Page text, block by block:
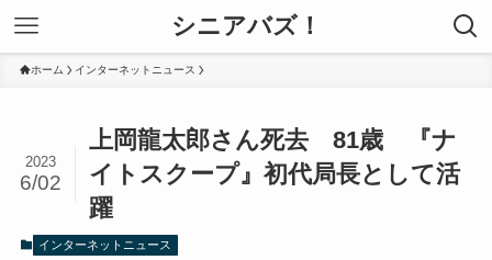
シニアバズ！
ホーム インターネットニュース
上岡龍太郎さん死去 81歳 『ナ
イトスクープ』初代局長として活
躍
2023
6/02
インターネットニュース